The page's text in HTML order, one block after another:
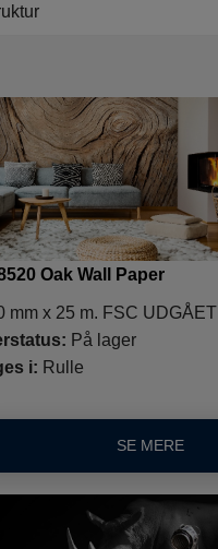
Oak Wall Paper
mm x 25 m. FSC UDGÅET
På lager
i: Rulle
SE MERE